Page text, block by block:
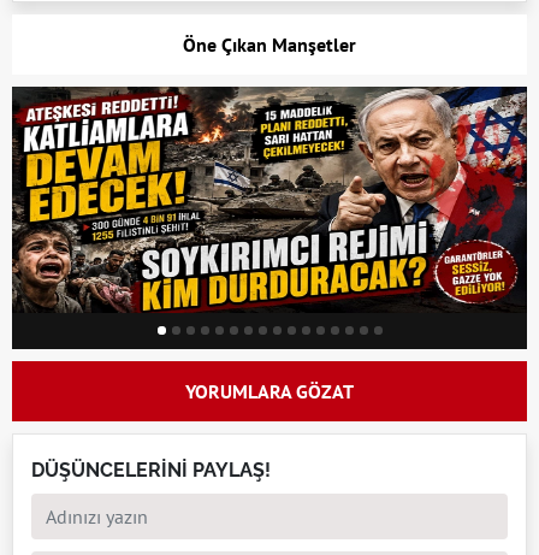
Öne Çıkan Manşetler
YORUMLARA GÖZAT
DÜŞÜNCELERİNİ PAYLAŞ!